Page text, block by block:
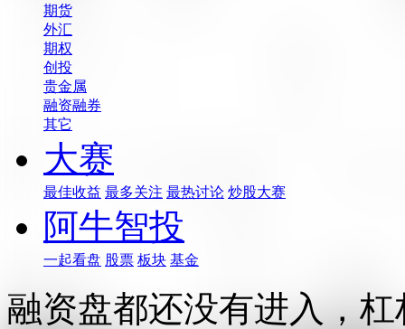
期货
外汇
期权
创投
贵金属
融资融券
其它
大赛
最佳收益 最多关注 最热讨论 炒股大赛
阿牛智投
一起看盘 股票 板块 基金
融资盘都还没有进入，